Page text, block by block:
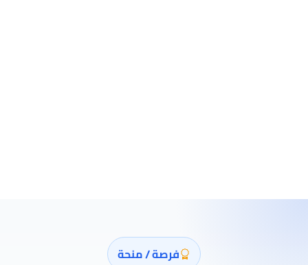
فرصة / منحة